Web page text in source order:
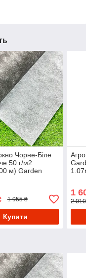
Чорне-Біле
50 г/м2
м) Garden
1 955 ₴
Купити
для
1
2